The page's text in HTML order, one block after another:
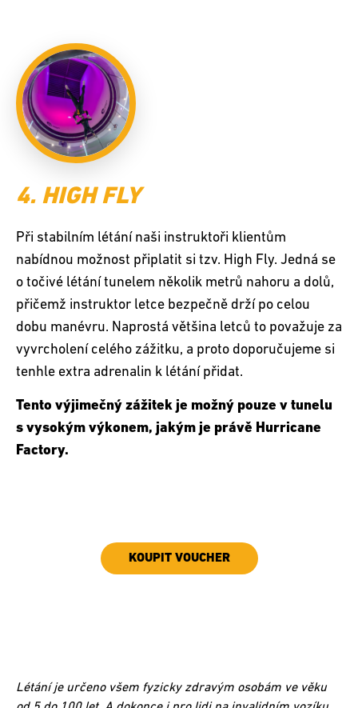
4. HIGH FLY
Při stabilním létání naši instruktoři klientům
nabídnou možnost připlatit si tzv. High Fly. Jedná se
o točivé létání tunelem několik metrů nahoru a dolů,
přičemž instruktor letce bezpečně drží po celou
dobu manévru. Naprostá většina letců to považuje za
vyvrcholení celého zážitku, a proto doporučujeme si
tenhle extra adrenalin k létání přidat.
Tento výjimečný zážitek je možný pouze v tunelu
s vysokým výkonem, jakým je právě Hurricane
Factory.
KOUPIT VOUCHER
Létání je určeno všem fyzicky zdravým osobám ve věku